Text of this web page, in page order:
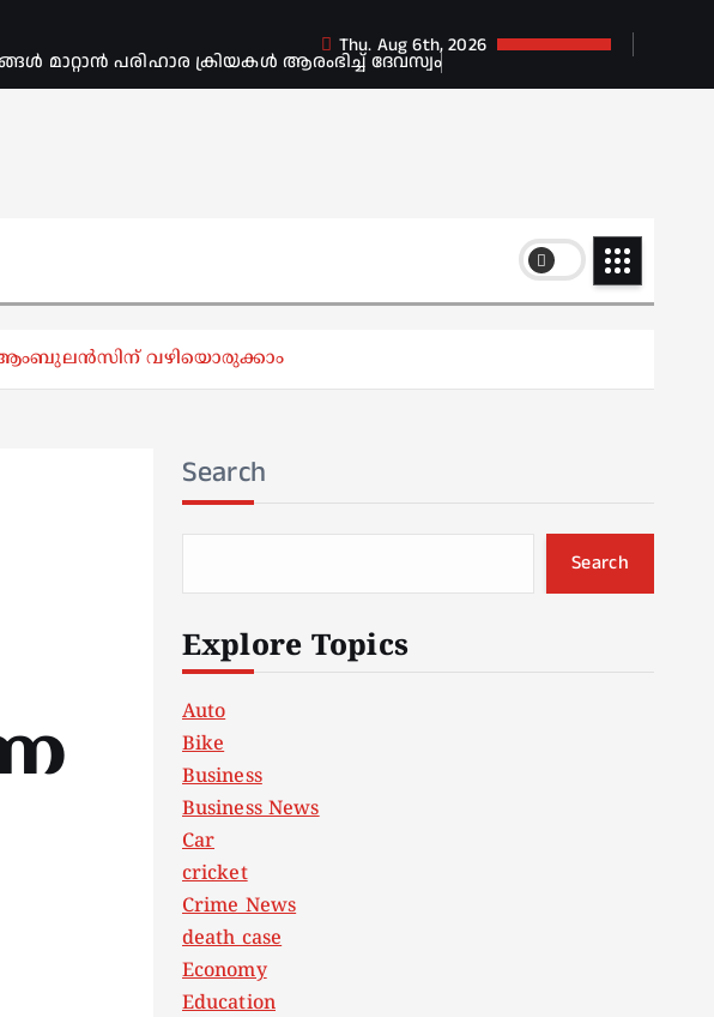
മാറ്റാൻ പരിഹാര ക്രിയകൾ ആരംഭിച്ച് ദേവസ്വം
Thu. Aug 6th, 2026
ആംബുലൻസിന് വഴിയൊരുക്കാം
Search
Search
Explore Topics
Auto
Bike
Business
Business News
Car
cricket
Crime News
death case
Economy
Education